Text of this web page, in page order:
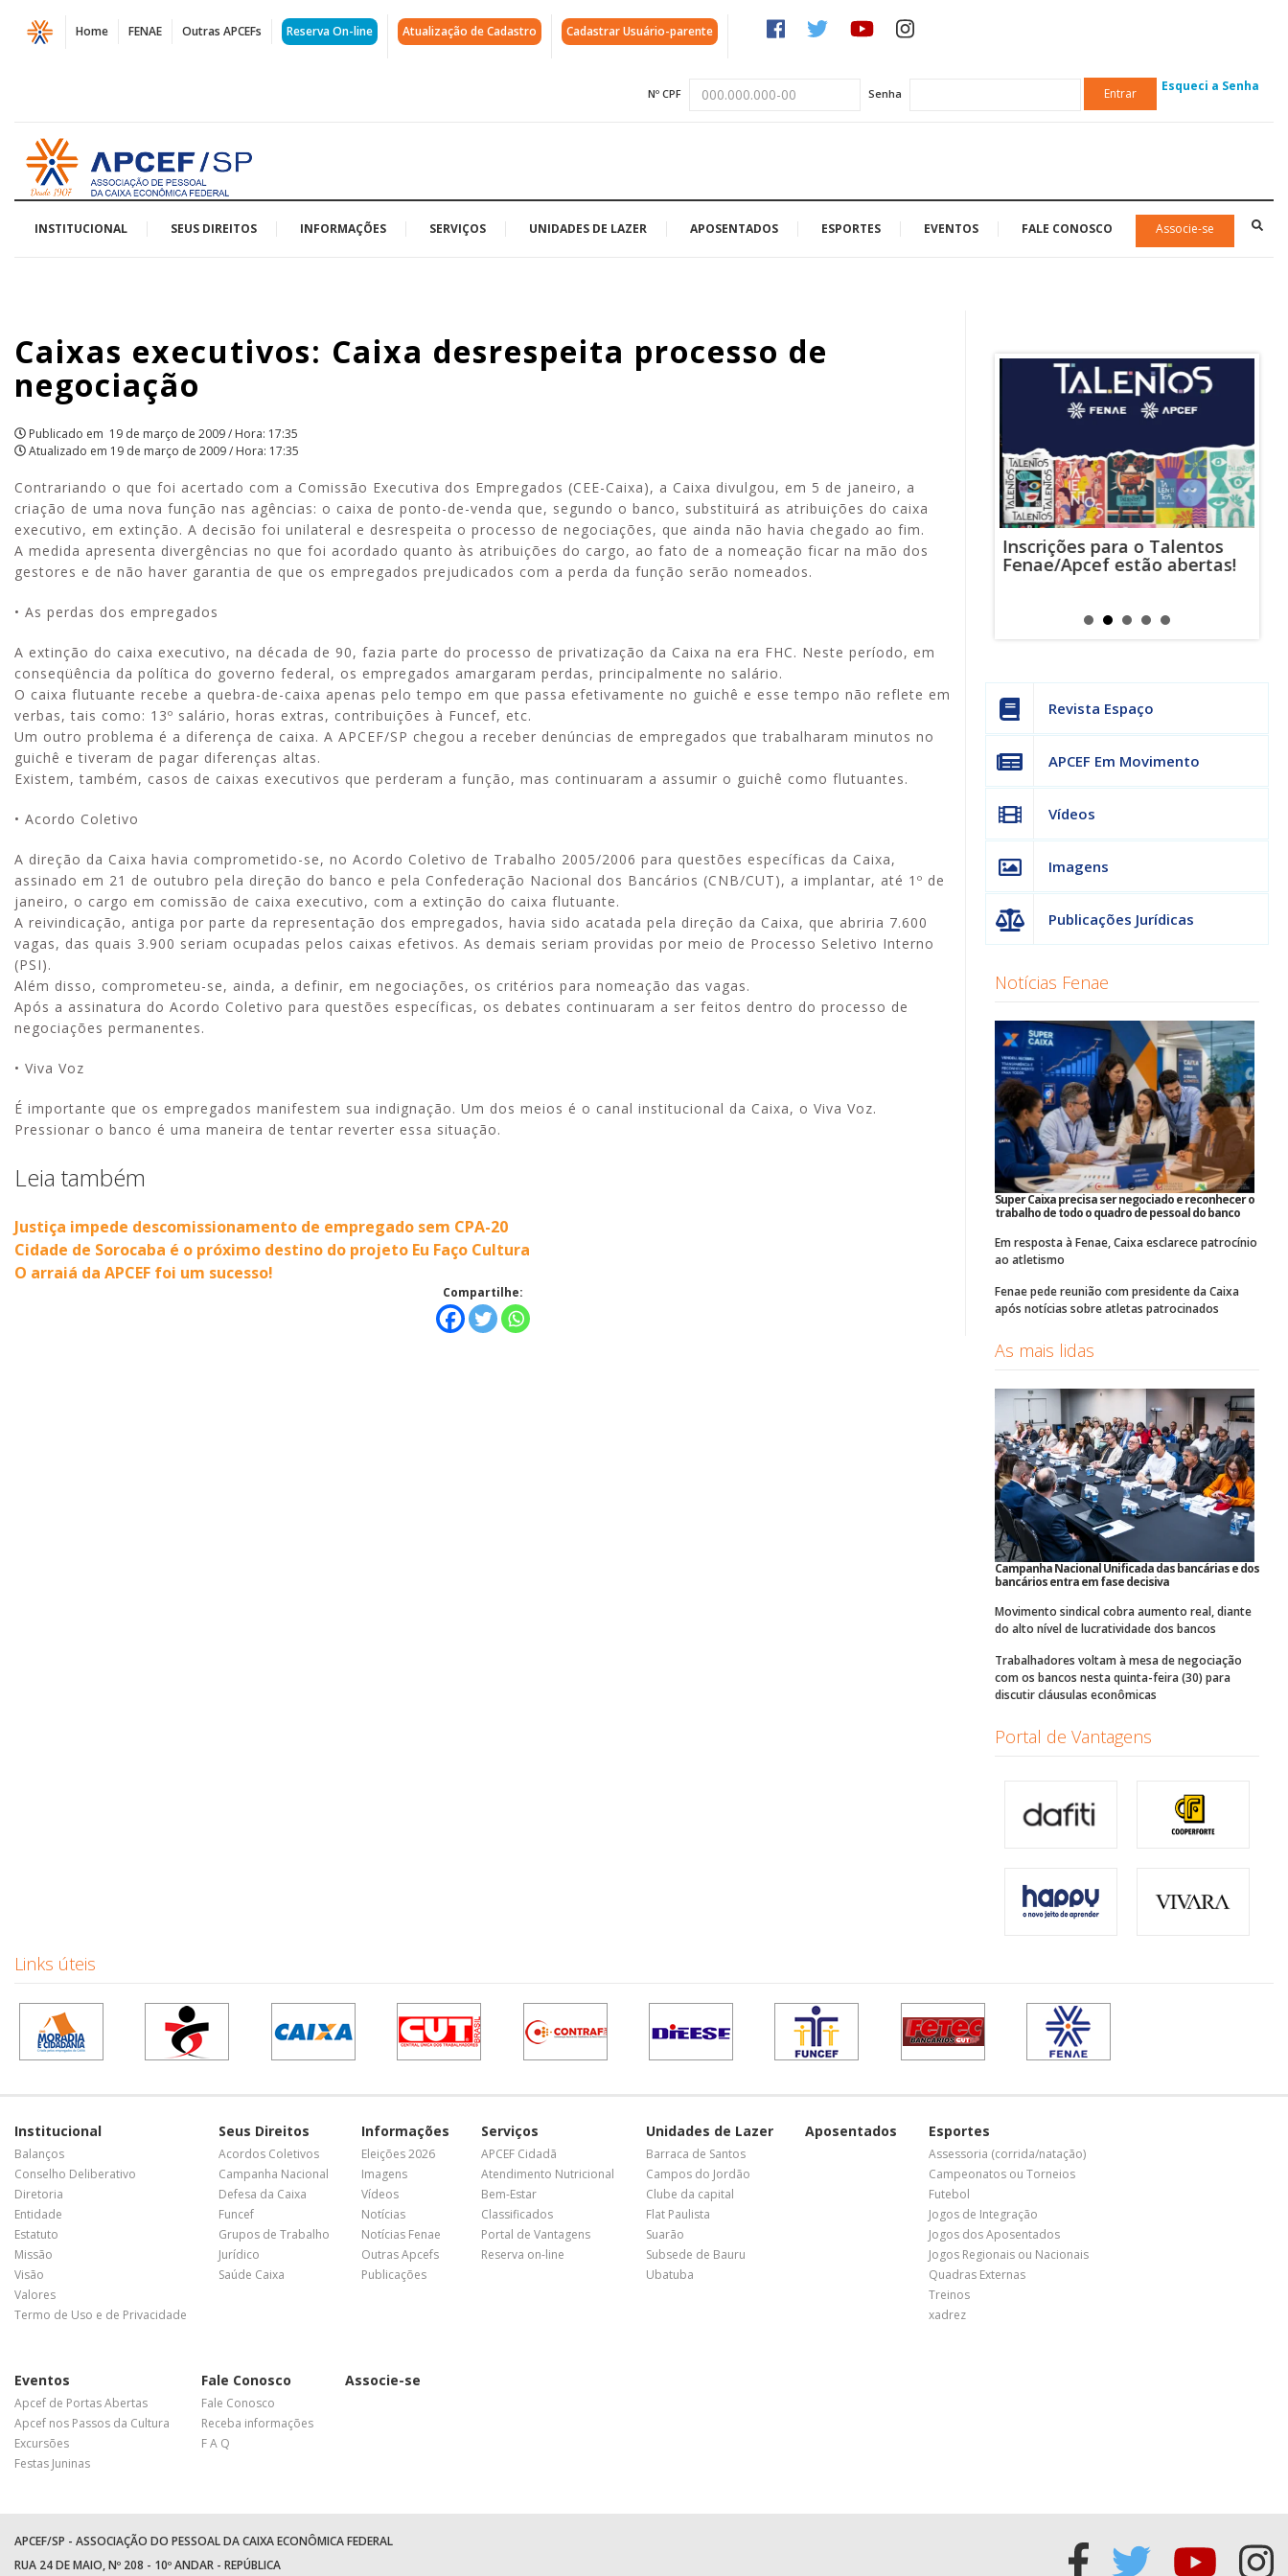
Página
Caixas
Caixa
desrespeita
processo
de
APCEF/SP
Home FENAE Outras APCEFs Reserva On-line Atualização de Cadastro Cadastrar Usuário-parente
Nº CPF Senha Entrar Esqueci a Senha
Acessar
página
inicial
INSTITUCIONAL SEUS DIREITOS INFORMAÇÕES SERVIÇOS UNIDADES DE LAZER APOSENTADOS ESPORTES EVENTOS FALE CONOSCO Associe-se
Caixas executivos: Caixa desrespeita processo de
negociação
Publicado em 19 de março de 2009 / Hora: 17:35
Atualizado em 19 de março de 2009 / Hora: 17:35
Contrariando o que foi acertado com a Comissão Executiva dos Empregados (CEE-Caixa), a Caixa divulgou, em 5 de janeiro, a
criação de uma nova função nas agências: o caixa de ponto-de-venda que, segundo o banco, substituirá as atribuições do caixa
executivo, em extinção. A decisão foi unilateral e desrespeita o processo de negociações, que ainda não havia chegado ao fim.
A medida apresenta divergências no que foi acordado quanto às atribuições do cargo, ao fato de a nomeação ficar na mão dos
gestores e de não haver garantia de que os empregados prejudicados com a perda da função serão nomeados.
• As perdas dos empregados
A extinção do caixa executivo, na década de 90, fazia parte do processo de privatização da Caixa na era FHC. Neste período, em
conseqüência da política do governo federal, os empregados amargaram perdas, principalmente no salário.
O caixa flutuante recebe a quebra-de-caixa apenas pelo tempo em que passa efetivamente no guichê e esse tempo não reflete em
verbas, tais como: 13º salário, horas extras, contribuições à Funcef, etc.
Um outro problema é a diferença de caixa. A APCEF/SP chegou a receber denúncias de empregados que trabalharam minutos no
guichê e tiveram de pagar diferenças altas.
Existem, também, casos de caixas executivos que perderam a função, mas continuaram a assumir o guichê como flutuantes.
• Acordo Coletivo
A direção da Caixa havia comprometido-se, no Acordo Coletivo de Trabalho 2005/2006 para questões específicas da Caixa,
assinado em 21 de outubro pela direção do banco e pela Confederação Nacional dos Bancários (CNB/CUT), a implantar, até 1º de
janeiro, o cargo em comissão de caixa executivo, com a extinção do caixa flutuante.
A reivindicação, antiga por parte da representação dos empregados, havia sido acatada pela direção da Caixa, que abriria 7.600
vagas, das quais 3.900 seriam ocupadas pelos caixas efetivos. As demais seriam providas por meio de Processo Seletivo Interno
(PSI).
Além disso, comprometeu-se, ainda, a definir, em negociações, os critérios para nomeação das vagas.
Após a assinatura do Acordo Coletivo para questões específicas, os debates continuaram a ser feitos dentro do processo de
negociações permanentes.
• Viva Voz
É importante que os empregados manifestem sua indignação. Um dos meios é o canal institucional da Caixa, o Viva Voz.
Pressionar o banco é uma maneira de tentar reverter essa situação.
Leia também
Justiça impede descomissionamento de empregado sem CPA-20
Cidade de Sorocaba é o próximo destino do projeto Eu Faço Cultura
O arraiá da APCEF foi um sucesso!
Compartilhe:
Esporte em movimento:
confira os treinos esportivos
oferecidos pela Apcef/SP
Alerta: golpistas usam
WhatsApp e e-mail para
enviar falsas mensagens
Inscrições para o Talentos
Fenae/Apcef estão abertas!
Revista Espaço
APCEF Em Movimento
Vídeos
Imagens
Publicações Jurídicas
Notícias Fenae
Super Caixa precisa ser negociado e reconhecer o
trabalho de todo o quadro de pessoal do banco
Em resposta à Fenae, Caixa esclarece patrocínio
ao atletismo
Fenae pede reunião com presidente da Caixa
após notícias sobre atletas patrocinados
As mais lidas
Campanha Nacional Unificada das bancárias e dos
bancários entra em fase decisiva
Movimento sindical cobra aumento real, diante
do alto nível de lucratividade dos bancos
Trabalhadores voltam à mesa de negociação
com os bancos nesta quinta-feira (30) para
discutir cláusulas econômicas
Portal de Vantagens
Links úteis
Institucional
Balanços
Conselho Deliberativo
Diretoria
Entidade
Estatuto
Missão
Visão
Valores
Termo de Uso e de Privacidade
Seus Direitos
Acordos Coletivos
Campanha Nacional
Defesa da Caixa
Funcef
Grupos de Trabalho
Jurídico
Saúde Caixa
Informações
Eleições 2026
Imagens
Vídeos
Notícias
Notícias Fenae
Outras Apcefs
Publicações
Serviços
APCEF Cidadã
Atendimento Nutricional
Bem-Estar
Classificados
Portal de Vantagens
Reserva on-line
Unidades de Lazer
Barraca de Santos
Campos do Jordão
Clube da capital
Flat Paulista
Suarão
Subsede de Bauru
Ubatuba
Aposentados Esportes
Assessoria (corrida/natação)
Campeonatos ou Torneios
Futebol
Jogos de Integração
Jogos dos Aposentados
Jogos Regionais ou Nacionais
Quadras Externas
Treinos
xadrez
Eventos
Apcef de Portas Abertas
Apcef nos Passos da Cultura
Excursões
Festas Juninas
Fale Conosco
Fale Conosco
Receba informações
F A Q
Associe-se
APCEF/SP - ASSOCIAÇÃO DO PESSOAL DA CAIXA ECONÔMICA FEDERAL
RUA 24 DE MAIO, Nº 208 - 10º ANDAR - REPÚBLICA
Acessar
Acessar